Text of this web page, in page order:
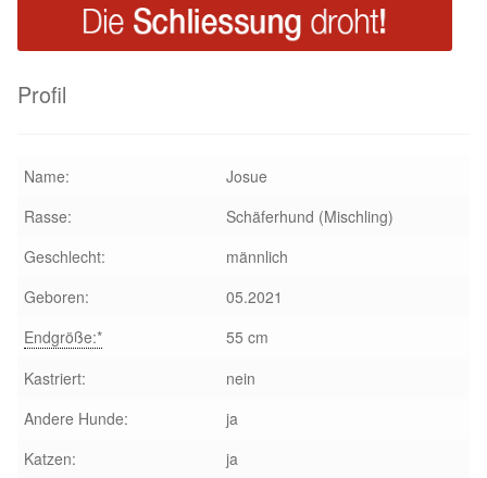
Aktion „Hilfe La Linea“
Updates „Hilfe La Linea“
Partnertierheim in Polen
Profil
Name:
Josue
Rasse:
Schäferhund (Mischling)
Geschlecht:
männlich
Geboren:
05.2021
Endgröße:*
55 cm
Kastriert:
nein
Andere Hunde:
ja
Katzen:
ja